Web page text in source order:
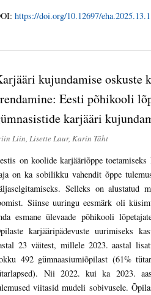
https://doi.org/10.12697/
kujundamise oskuste
Eesti põhikooli
karjääri
Liin, Lisette Laur, Karin Täht
on koolide karjääriõppe
on ka sobilikku vahendit õppe
Selleks on alustatud
Siinse uuringu eesmärk oli
esmane ülevaade põhikooli
karjääripädevuste uurimiseks
23 väitest, millele 2023. aastal
492 gümnaasiumiõpilast (61%
Nii 2022. kui ka 2023.
viitasid mudeli sobivusele.